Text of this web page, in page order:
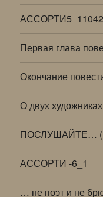
Первая глава
Окончание
О двух
ПОСЛУШАЙТЕ…
АССОРТИ -6_1
… не поэт и не